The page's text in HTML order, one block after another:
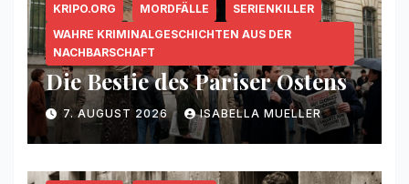
KRIPO.ORG MORDFÄLLE
SERIENKILLER
WAHRE KRIMINALGESCHICHTEN AUS DER
NACHBARSCHAFT
Die Bestie des Pariser Ostens
7. AUGUST 2026 ISABELLA MUELLER